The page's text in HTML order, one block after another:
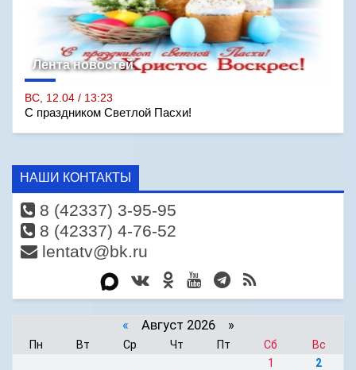
Лента новостей
ВС, 12.04 / 13:23
С праздником Светлой Пасхи!
НАШИ КОНТАКТЫ
8 (42337) 3-95-95
8 (42337) 4-76-52
lentatv@bk.ru
« Август 2026 »
Пн Вт Ср Чт Пт Сб
Вс
1
2